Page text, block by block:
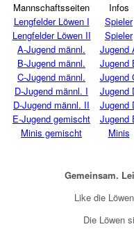
Mannschaftsseiten
Infos
Lengfelder Löwen I
Spieler
Lengfelder Löwen II
Spieler
A-Jugend männl.
Jugend
B-Jugend männl.
Jugend
C-Jugend männl.
Jugend
D-Jugend männl. I
Jugend
D-Jugend männl. II
Jugend
E-Jugend gemischt
Jugend
Minis gemischt
Minis
Gemeinsam.
Like die
Die Löwen